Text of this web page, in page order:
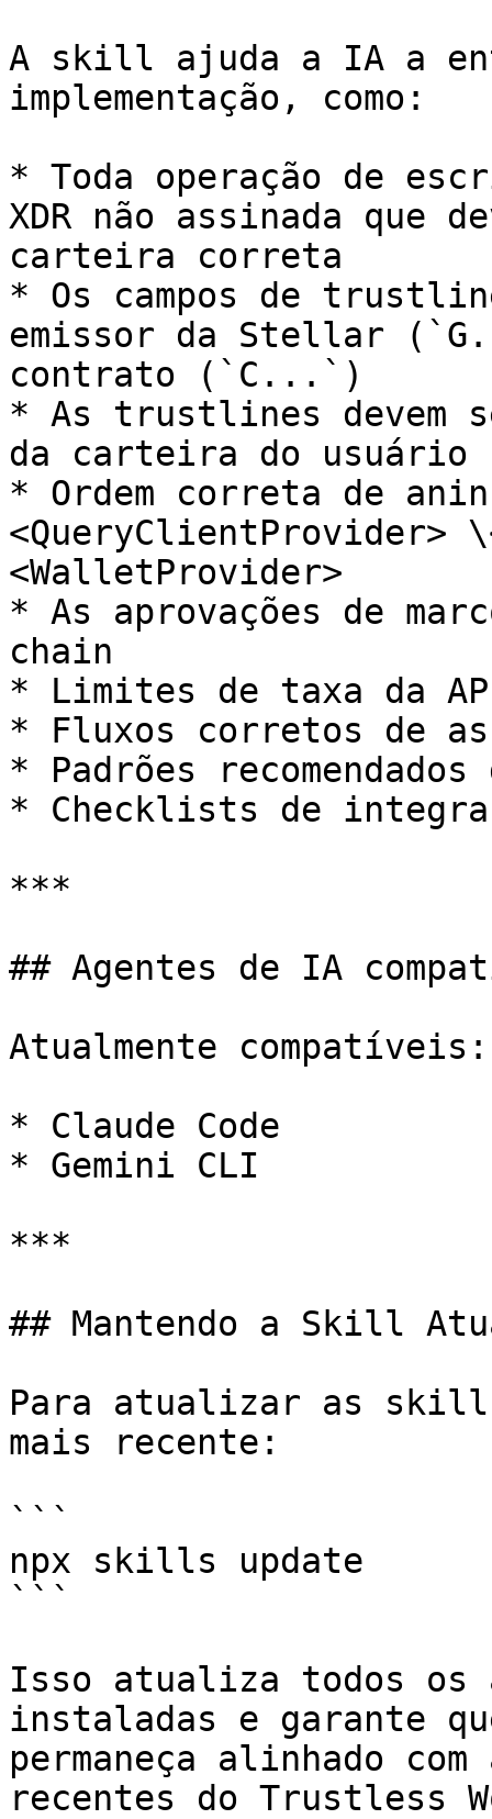
A skill ajuda a IA a
implementação, como:
* Toda operação de
XDR não assinada que
carteira correta
* Os campos de
emissor da Stellar
contrato (`C...`)
* As trustlines devem
da carteira do usuário
* Ordem correta de
<QueryClientProvider>
<WalletProvider>
* As aprovações de
chain
* Limites de taxa da
* Fluxos corretos de
* Padrões
* Checklists de
***
## Agentes de IA
Atualmente compatíveis:
* Claude Code
* Gemini CLI
***
## Mantendo a Skill
Para atualizar as
mais recente:
```
npx skills update
```
Isso atualiza todos
instaladas e garante
permaneça alinhado
recentes do Trustless